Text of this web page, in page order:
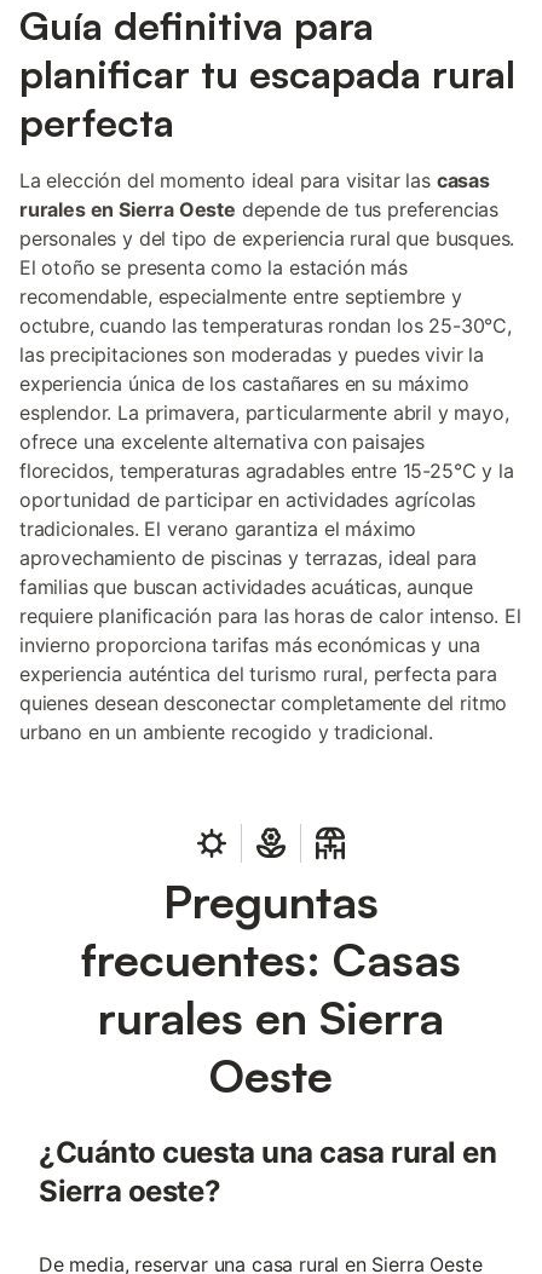
Guía definitiva para
planificar tu escapada rural
perfecta
La elección del momento ideal para visitar las casas
rurales en Sierra Oeste depende de tus preferencias
personales y del tipo de experiencia rural que busques.
El otoño se presenta como la estación más
recomendable, especialmente entre septiembre y
octubre, cuando las temperaturas rondan los 25-30°C,
las precipitaciones son moderadas y puedes vivir la
experiencia única de los castañares en su máximo
esplendor. La primavera, particularmente abril y mayo,
ofrece una excelente alternativa con paisajes
florecidos, temperaturas agradables entre 15-25°C y la
oportunidad de participar en actividades agrícolas
tradicionales. El verano garantiza el máximo
aprovechamiento de piscinas y terrazas, ideal para
familias que buscan actividades acuáticas, aunque
requiere planificación para las horas de calor intenso. El
invierno proporciona tarifas más económicas y una
experiencia auténtica del turismo rural, perfecta para
quienes desean desconectar completamente del ritmo
urbano en un ambiente recogido y tradicional.
Preguntas
frecuentes: Casas
rurales en Sierra
Oeste
¿Cuánto cuesta una casa rural en
Sierra oeste?
De media, reservar una casa rural en Sierra Oeste